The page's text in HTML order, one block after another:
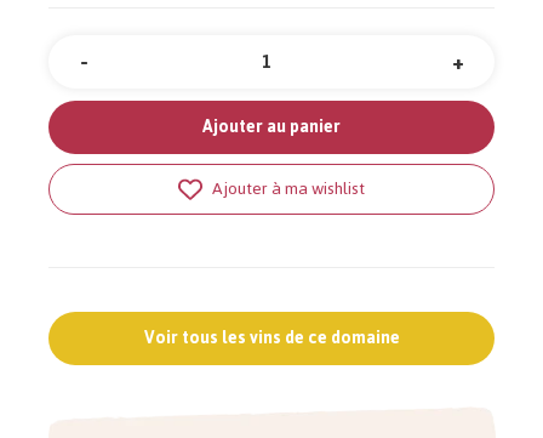
Quantité +
-
Ajouter au panier
Ajouter à ma wishlist
Voir tous les vins de ce domaine